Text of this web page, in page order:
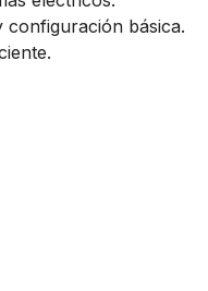
configuración básica.